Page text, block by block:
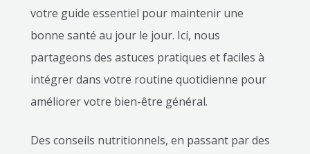
votre guide essentiel pour maintenir une
bonne santé au jour le jour. Ici, nous
partageons des astuces pratiques et faciles à
intégrer dans votre routine quotidienne pour
améliorer votre bien-être général.
Des conseils nutritionnels, en passant par des